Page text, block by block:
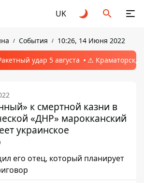
UK
События 10:26, 14 Июня 2022
удар 5 августа ⚠️ Краматорск,
к смертной казни в
«ДНР» марокканский
украинское
его отец, который планирует